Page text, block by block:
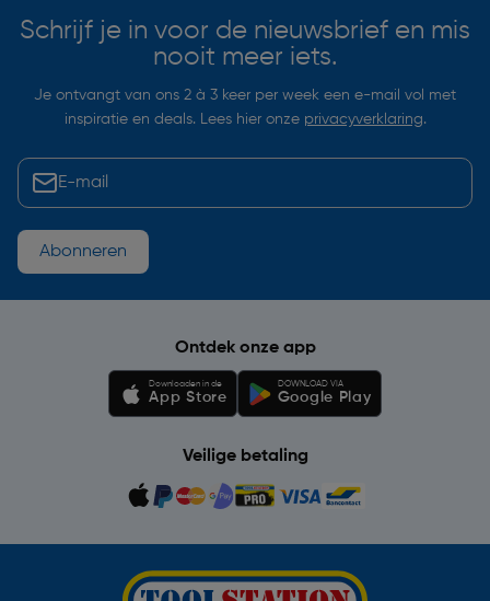
Schrijf je in voor de nieuwsbrief en mis
nooit meer iets.
Je ontvangt van ons 2 à 3 keer per week een e-mail vol met
inspiratie en deals. Lees hier onze privacyverklaring.
Abonneren
Ontdek onze app
Downloaden in de
App Store
DOWNLOAD VIA
Google Play
Veilige betaling